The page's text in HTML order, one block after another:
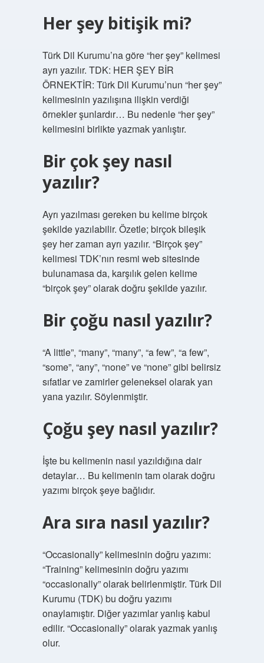
Her şey bitişik mi?
Türk Dil Kurumu’na göre “her şey” kelimesi
ayrı yazılır. TDK: HER ŞEY BİR
ÖRNEKTİR: Türk Dil Kurumu’nun “her şey”
kelimesinin yazılışına ilişkin verdiği
örnekler şunlardır… Bu nedenle “her şey”
kelimesini birlikte yazmak yanlıştır.
Bir çok şey nasıl
yazılır?
Ayrı yazılması gereken bu kelime birçok
şekilde yazılabilir. Özetle; birçok bileşik
şey her zaman ayrı yazılır. “Birçok şey”
kelimesi TDK’nın resmi web sitesinde
bulunamasa da, karşılık gelen kelime
“birçok şey” olarak doğru şekilde yazılır.
Bir çoğu nasıl yazılır?
“A little”, “many”, “many”, “a few”, “a few”,
“some”, “any”, “none” ve “none” gibi belirsiz
sıfatlar ve zamirler geleneksel olarak yan
yana yazılır. Söylenmiştir.
Çoğu şey nasıl yazılır?
İşte bu kelimenin nasıl yazıldığına dair
detaylar… Bu kelimenin tam olarak doğru
yazımı birçok şeye bağlıdır.
Ara sıra nasıl yazılır?
“Occasionally” kelimesinin doğru yazımı:
“Training” kelimesinin doğru yazımı
“occasionally” olarak belirlenmiştir. Türk Dil
Kurumu (TDK) bu doğru yazımı
onaylamıştır. Diğer yazımlar yanlış kabul
edilir. “Occasionally” olarak yazmak yanlış
olur.